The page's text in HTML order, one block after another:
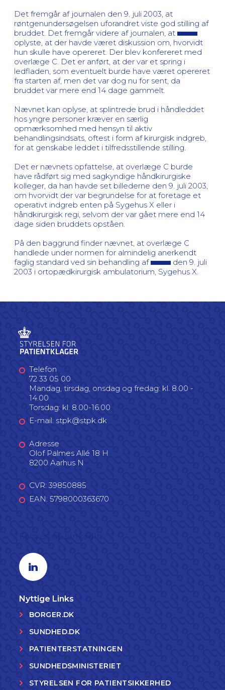
Det fremgår af journalen den 9. juli 2003, at
røntgenundersøgelsen uforandret viste god stilling af
bruddet. Det fremgår videre af journalen, at
oplyste, at der havde været diskussion om, hvorvidt
hun skulle have opereret. Der blev konfereret med
overlæge C. Det er anført, at der var et spring i
ledfladen, som eventuelt burde have været opereret
fra starten af, men det var dog nu for sent, da
bruddet var mere end 14 dage gammelt.
Nævnet kan oplyse, at splintrede brud i håndleddet
hos yngre personer kræver en særlig
opmærksomhed med hensyn til aktiv
behandlingsindsats, oftest i form af kirurgisk indgreb,
for at genskabe leddet i tilfredsstillende stilling.
Det er nævnets opfattelse, at overlæge C burde
have rådført sig med sagkyndige håndkirurgiske
kolleger, da han havde set billederne den 9. juli 2003,
om hvorvidt der var begrundelse for at foretage et
operativt indgreb enten på Sygehus X eller i
håndkirurgisk regi, selvom der var gået mere end 14
dage siden bruddets opståen.
På den baggrund finder nævnet, at overlæge C
handlede under normen for almindelig anerkendt
faglig standard ved sin behandling af
den 9. juli
2003 i ortopædkirurgisk ambulatorium, Sygehus X.
Telefon
72 33 05 00
Mandag, tirsdag, onsdag og fredag: kl. 8.00 -
14.00
Torsdag: kl. 8.00-16.00
E-mail: stpk@stpk.dk
Adresse
Olof Palmes Allé 18 H
8200 Aarhus N
CVR: 39850885
EAN: 5798000363670
Linkedin profil
Nyttige Links
BORGER.DK
SUNDHED.DK
PATIENTERSTATNINGEN
SUNDHEDSMINISTERIET
STYRELSEN FOR PATIENTSIKKERHED